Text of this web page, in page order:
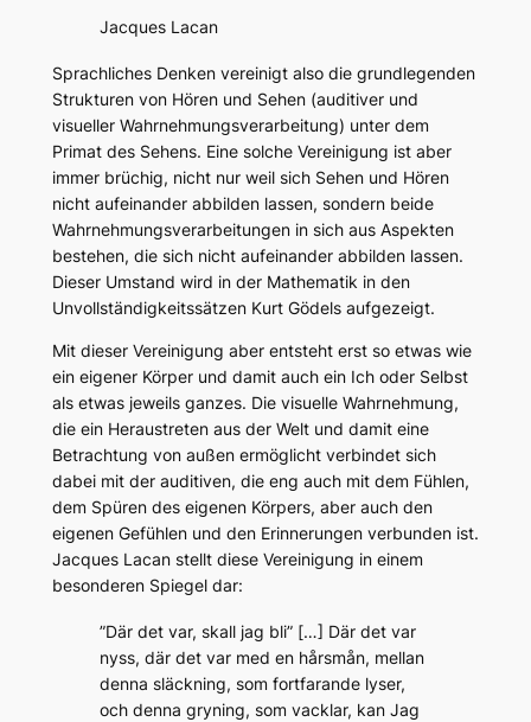
Jacques Lacan
Sprachliches Denken vereinigt also die grundlegenden
Strukturen von Hören und Sehen (auditiver und
visueller Wahrnehmungsverarbeitung) unter dem
Primat des Sehens. Eine solche Vereinigung ist aber
immer brüchig, nicht nur weil sich Sehen und Hören
nicht aufeinander abbilden lassen, sondern beide
Wahrnehmungsverarbeitungen in sich aus Aspekten
bestehen, die sich nicht aufeinander abbilden lassen.
Dieser Umstand wird in der Mathematik in den
Unvollständigkeitssätzen Kurt Gödels aufgezeigt.
Mit dieser Vereinigung aber entsteht erst so etwas wie
ein eigener Körper und damit auch ein Ich oder Selbst
als etwas jeweils ganzes. Die visuelle Wahrnehmung,
die ein Heraustreten aus der Welt und damit eine
Betrachtung von außen ermöglicht verbindet sich
dabei mit der auditiven, die eng auch mit dem Fühlen,
dem Spüren des eigenen Körpers, aber auch den
eigenen Gefühlen und den Erinnerungen verbunden ist.
Jacques Lacan stellt diese Vereinigung in einem
besonderen Spiegel dar:
”Där det var, skall jag bli” […] Där det var
nyss, där det var med en hårsmån, mellan
denna släckning, som fortfarande lyser,
och denna gryning, som vacklar, kan Jag